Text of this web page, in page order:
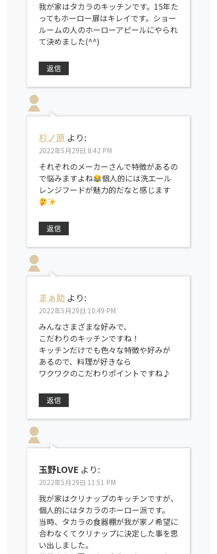
我が家はタカラのキッチンです。15年た
ってもホーロー扉はキレイです。ショー
ルームの人のホーローアピールにやられ
て決めました(^^)
返信
杉ノ原 より:
2022年5月29日 8:42 PM
それぞれのメーカーさんで特徴があるの
で悩みますよね
個人的には洗エール
レンジフードが魅力的だなと感じます
返信
まぁ助 より:
2022年5月29日 10:49 PM
みんなさまざまな好みで、
こだわりのキッチンですね！
キッチンだけでも色々な特徴や好みが
あるので、料理が好きなら
ワクワクのこだわりポイントですね♪
返信
玉野LOVE より:
2022年5月29日 11:51 PM
我が家はクリナップのキッチンですが、
個人的にはタカラのホーロー派です。
当時、タカラの食器棚が我が家ノ希望に
合わなくてクリナップに決定した事を思
い出しました。